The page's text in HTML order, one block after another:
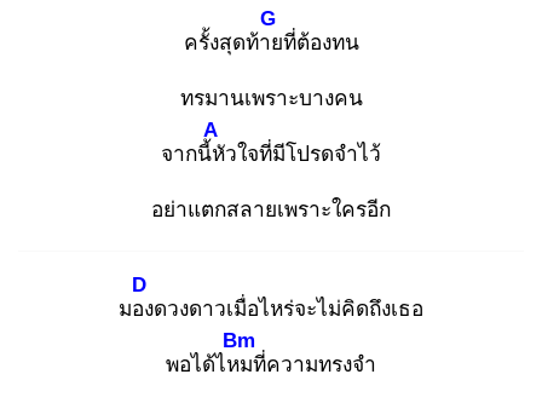
ครั้งสุดท้าย
G
ที่ต้องทน
ทรมานเพราะบางคน
จากนี้หั
A
วใจที่มีโปรดจำไว้
อย่าแตกสลายเพราะใครอีก
มอง
D
ดวงดาวเมื่อไหร่จะไม่คิดถึงเธอ
พอได้ไหม
Bm
ที่ความทรงจำ